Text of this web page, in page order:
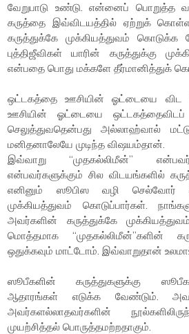
வேறுபாடு உண்டு. என்னைப் பொறுத்த
கருத்தை இவ்விடயத்தில் ஏற்றுக்
கருத்துக்கே முக்கியத்துவம்
புத்திஜீவிகள் யாரின் கருத்துக்கு
என்பதை பொது மக்களே தீர்மானித்துக்
ஒட்டகத்தை ஊசியின் ஓட்டையை விட
ஊசியின் ஓட்டையை ஒட்டகத்தைவிடப்
செலுத்துவதென்பது அல்லாஹ்வால்
மனிதனாலேயே முடிந்த விஷயம்தான்.
இவ்வாறு “முதகல்லிமீன்”
என்பவர்களுக்கும் சில விடயங்களில்
எனினும் ஸூபிஸ வழி செல்வோர்
முக்கியத்துவம் கொடுப்பார்கள்.
அவர்களின் கருத்துக்கே
மொத்தமாக “முதகல்லிமீன்”களின்
ஒதுக்கவும் மாட்டோம். இவ்வாறுதான்
ஸூபீகளின் கருத்துகளுக்கு
ஆதாரங்கள் எடுக்க வேண்டும்.
அவர்களல்லாதவர்களின்
முயற்சித்தல் பொருத்தமற்றதாகும்.